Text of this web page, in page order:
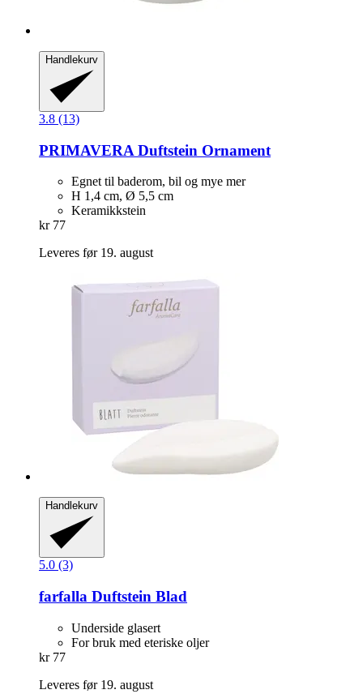
Handlekurv
3.8 (13)
PRIMAVERA Duftstein Ornament
Egnet til baderom, bil og mye mer
H 1,4 cm, Ø 5,5 cm
Keramikkstein
kr 77
Leveres før 19. august
Handlekurv
5.0 (3)
farfalla Duftstein Blad
Underside glasert
For bruk med eteriske oljer
kr 77
Leveres før 19. august